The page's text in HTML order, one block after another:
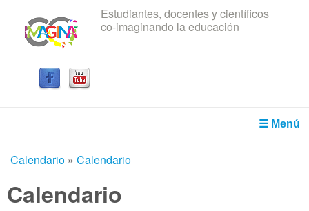
Pasar al contenido principal
IRICE
Estudiantes, docentes y científicos
co-imaginando la educación
☰ Menú
Usted está aquí
Calendario » Calendario
Calendario